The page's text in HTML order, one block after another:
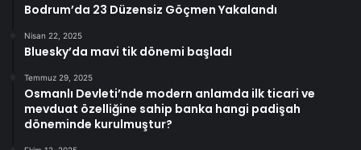
Bodrum’da 23 Düzensiz Göçmen Yakalandı
Nisan 22, 2025
Bluesky’da mavi tik dönemi başladı
Temmuz 29, 2025
Osmanlı Devleti’nde modern anlamda ilk ticari ve
mevduat özelliğine sahip banka hangi padişah
döneminde kurulmuştur?